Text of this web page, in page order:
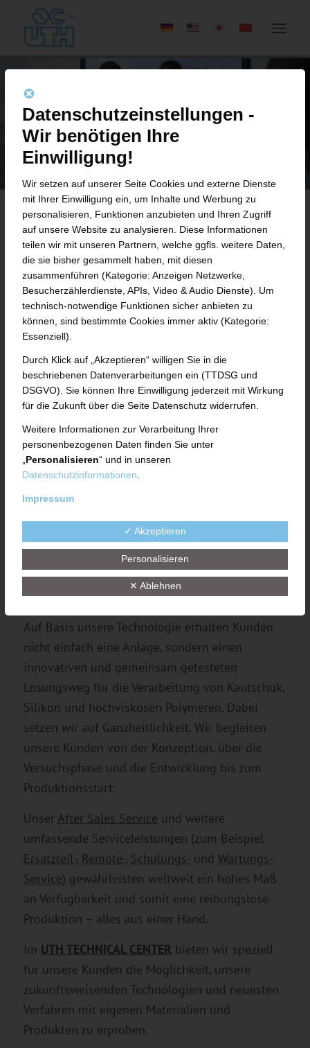
KOMPETENZEN
FEINSTRAINERN&EXTRUDIEREN –
COMPOUNDIEREN& AUFBEREITEN –
PLASTIFIZIEREN&DOSIEREN
Ihr Weg mit uns: Phasen der
Verfahrensentwicklung mit unseren Kunden.
Verfahrenskonzeption
Entwicklung
Konstruktion
After Sales Service
Von der Entwicklung bis zum Produktionsstart
bis hin zum After Sales Service.
Auf Basis unsere Technologie erhalten Kunden
nicht einfach eine Anlage, sondern einen
innovativen und gemeinsam getesteten
Lösungsweg für die Verarbeitung von Kautschuk,
Silikon und hochviskosen Polymeren. Dabei
setzen wir auf Ganzheitlichkeit. Wir begleiten
unsere Kunden von der Konzeption, über die
Versuchsphase und die Entwicklung bis zum
Produktionsstart.
UnserAfter Sales Service und weitere
umfassende Serviceleistungen (zum Beispiel
Ersatzteil-, Remote-, Schulungs-und Wartungs-
Service) gewährleisten weltweit ein hohes Maß
an Verfügbarkeit und somit eine reibungslose
Produktion – alles aus einer Hand.
Im UTH TECHNICAL CENTER bieten wir speziell
für unsere Kunden die Möglichkeit, unsere
zukunftsweisenden Technologien und neuesten
Verfahren mit eigenen Materialien und
Produkten zu erproben.
Datenschutzeinstellungen -
Wir benötigen Ihre
Einwilligung!
Wir setzen auf unserer Seite Cookies und externe Dienste
mit Ihrer Einwilligung ein, um Inhalte und Werbung zu
personalisieren, Funktionen anzubieten und Ihren Zugriff
auf unsere Website zu analysieren. Diese Informationen
teilen wir mit unseren Partnern, welche ggfls. weitere Daten,
die sie bisher gesammelt haben, mit diesen
zusammenführen (Kategorie: Anzeigen Netzwerke,
Besucherzählerdienste, APIs, Video & Audio Dienste). Um
technisch-notwendige Funktionen sicher anbieten zu
können, sind bestimmte Cookies immer aktiv (Kategorie:
Essenziell).
Durch Klick auf „Akzeptieren“ willigen Sie in die
beschriebenen Datenverarbeitungen ein (TTDSG und
DSGVO). Sie können Ihre Einwilligung jederzeit mit Wirkung
für die Zukunft über die Seite Datenschutz widerrufen.
Weitere Informationen zur Verarbeitung Ihrer
personenbezogenen Daten finden Sie unter
„Personalisieren“ und in unseren
Datenschutzinformationen.
Impressum
✓ Akzeptieren
Personalisieren
✕ Ablehnen